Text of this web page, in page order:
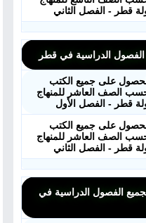
قطر - الفصل الثاني
الدراسية في قطر
على جميع الكتب
الصف العاشر للمنهاج
قطر - الفصل الأول
على جميع الكتب
الصف العاشر للمنهاج
قطر - الفصل الثاني
الفصول الدراسية في